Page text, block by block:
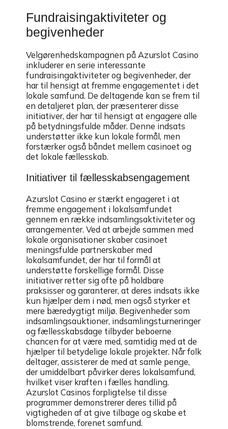
Fundraisingaktiviteter og
begivenheder
Velgørenhedskampagnen på Azurslot Casino
inkluderer en serie interessante
fundraisingaktiviteter og begivenheder, der
har til hensigt at fremme engagementet i det
lokale samfund. De deltagende kan se frem til
en detaljeret plan, der præsenterer disse
initiativer, der har til hensigt at engagere alle
på betydningsfulde måder. Denne indsats
understøtter ikke kun lokale formål, men
forstærker også båndet mellem casinoet og
det lokale fællesskab.
Initiativer til fællesskabsengagement
Azurslot Casino er stærkt engageret i at
fremme engagement i lokalsamfundet
gennem en række indsamlingsaktiviteter og
arrangementer. Ved at arbejde sammen med
lokale organisationer skaber casinoet
meningsfulde partnerskaber med
lokalsamfundet, der har til formål at
understøtte forskellige formål. Disse
initiativer retter sig ofte på holdbare
praksisser og garanterer, at deres indsats ikke
kun hjælper dem i nød, men også styrker et
mere bæredygtigt miljø. Begivenheder som
indsamlingsauktioner, indsamlingsturneringer
og fællesskabsdage tilbyder beboerne
chancen for at være med, samtidig med at de
hjælper til betydelige lokale projekter. Når folk
deltager, assisterer de med at samle penge,
der umiddelbart påvirker deres lokalsamfund,
hvilket viser kraften i fælles handling.
Azurslot Casinos forpligtelse til disse
programmer demonstrerer deres tillid på
vigtigheden af at give tilbage og skabe et
blomstrende, forenet samfund.